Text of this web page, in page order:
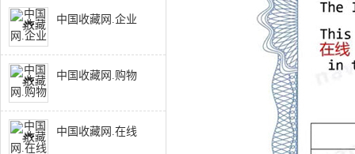
中国收藏网.企业
中国收藏网.购物
中国收藏网.在线